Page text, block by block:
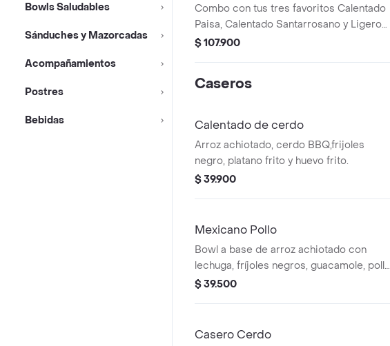
Bowls Saludables
Sánduches y Mazorcadas
Acompañamientos
Postres
Bebidas
Combo con tus tres favoritos Calentado
Paisa, Calentado Santarrosano y Ligero
Carne.
$ 107.900
Caseros
Calentado de cerdo
Arroz achiotado, cerdo BBQ,frijoles
negro, platano frito y huevo frito.
$ 39.900
Mexicano Pollo
Bowl a base de arroz achiotado con
lechuga, fríjoles negros, guacamole, pollo
a las hierbas y pico de gallo.
$ 39.500
Casero Cerdo